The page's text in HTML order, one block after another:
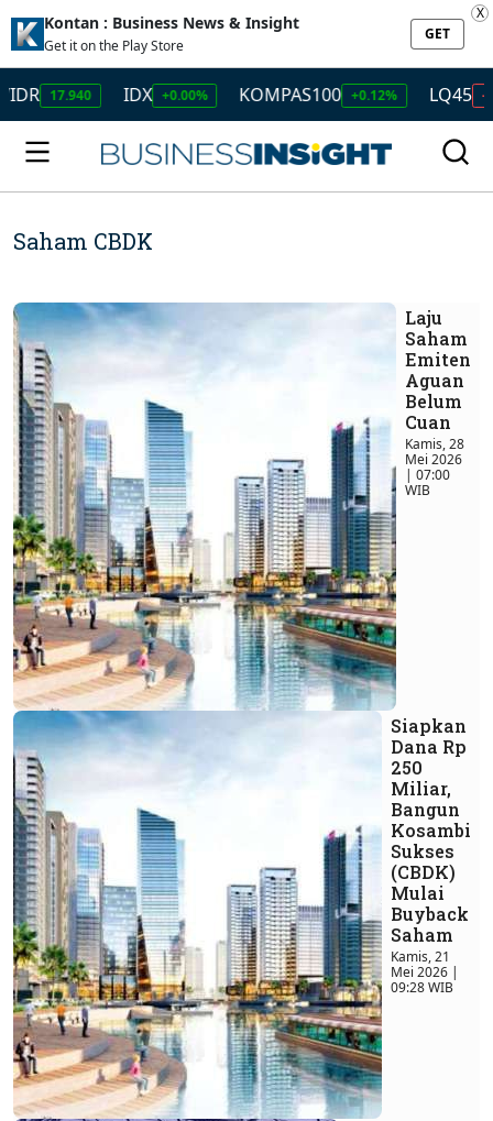
Kontan : Business News & Insight
Get it on the Play Store
GET
X
IDX +0.00% KOMPAS100 +0.12% LQ45 -0.01%
Saham CBDK
Laju
Saham
Emiten
Aguan
Belum
Cuan
Kamis, 28
Mei 2026
| 07:00
WIB
Siapkan
Dana Rp
250
Miliar,
Bangun
Kosambi
Sukses
(CBDK)
Mulai
Buyback
Saham
Kamis, 21
Mei 2026 |
09:28 WIB